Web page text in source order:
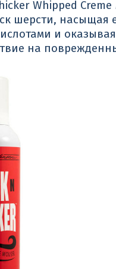
Whipped
шерсти, насыщая
и
на